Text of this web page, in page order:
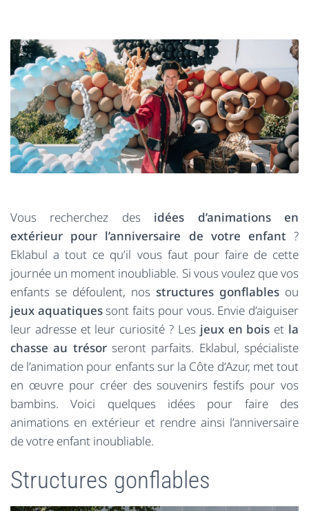
Vous recherchez des idées d’animations en
extérieur pour l’anniversaire de votre enfant ?
Eklabul a tout ce qu’il vous faut pour faire de cette
journée un moment inoubliable. Si vous voulez que vos
enfants se défoulent, nos structures gonflables ou
jeux aquatiquessont faits pour vous. Envie d’aiguiser
leur adresse et leur curiosité ? Les jeux en bois et la
chasse au trésor seront parfaits. Eklabul, spécialiste
de l’animation pour enfants sur la Côte d’Azur, met tout
en œuvre pour créer des souvenirs festifs pour vos
bambins. Voici quelques idées pour faire des
animations en extérieur et rendre ainsi l’anniversaire
de votre enfant inoubliable.
Structures gonflables